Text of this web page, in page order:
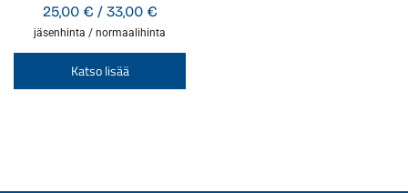
25,00 € / 33,00 €Hintaluokka:
25,00 €
-
jäsenhinta / normaalihinta
Katso lisää
tuotteella